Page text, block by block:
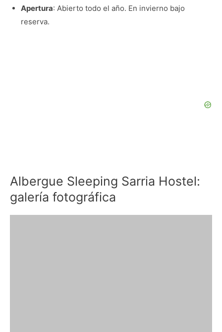
Apertura: Abierto todo el año. En invierno bajo
reserva.
Albergue Sleeping Sarria Hostel:
galería fotográfica